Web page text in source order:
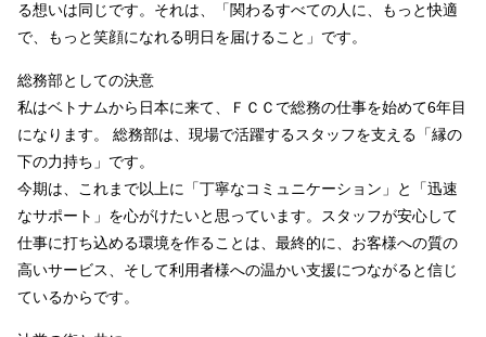
る想いは同じです。それは、「関わるすべての人に、もっと快適
で、もっと笑顔になれる明日を届けること」です。
総務部としての決意
私はベトナムから日本に来て、ＦＣＣで総務の仕事を始めて6年目
になります。 総務部は、現場で活躍するスタッフを支える「縁の
下の力持ち」です。
今期は、これまで以上に「丁寧なコミュニケーション」と「迅速
なサポート」を心がけたいと思っています。スタッフが安心して
仕事に打ち込める環境を作ることは、最終的に、お客様への質の
高いサービス、そして利用者様への温かい支援につながると信じ
ているからです。